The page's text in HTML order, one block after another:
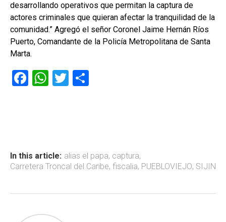
desarrollando operativos que permitan la captura de
actores criminales que quieran afectar la tranquilidad de la
comunidad.” Agregó el señor Coronel Jaime Hernán Ríos
Puerto, Comandante de la Policía Metropolitana de Santa
Marta.
F
ok
W
p
p
T
tir
In this article: alias el papa, captura,
Carretera Troncal del Caribe, fiscalia, PUEBLOVIEJO, SIJIN